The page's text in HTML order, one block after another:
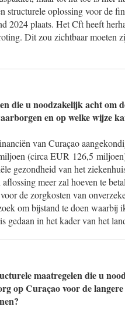
structurele oplossing voor de
2024 plaats. Het Cft heeft
Dit zou zichtbaar moeten
die u noodzakelijk acht om
en op welke wijze
van Curaçao
(circa EUR 126,5
gezondheid van het
meer zal hoeven te
de zorgkosten van
om bijstand te doen
gedaan in het kader van het
maatregelen die u
op Curaçao voor de